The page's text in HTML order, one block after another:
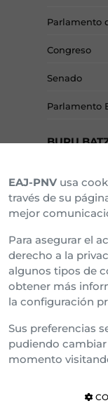
Parlamento
Congreso
Senado
Parlamento
BURU
Araba Buru
Bizkai Buru
Gipuzko
Ipar Buru
Napar Buru
EAJ-PNV usa
través de su
mejor
Para asegurar el
derecho a la
algunos tipos de
obtener más
la configuración
Sus preferencias
pudiendo
momento